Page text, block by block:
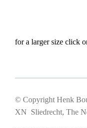
for a larger size click
© Copyright Henk
XN Sliedrecht, The